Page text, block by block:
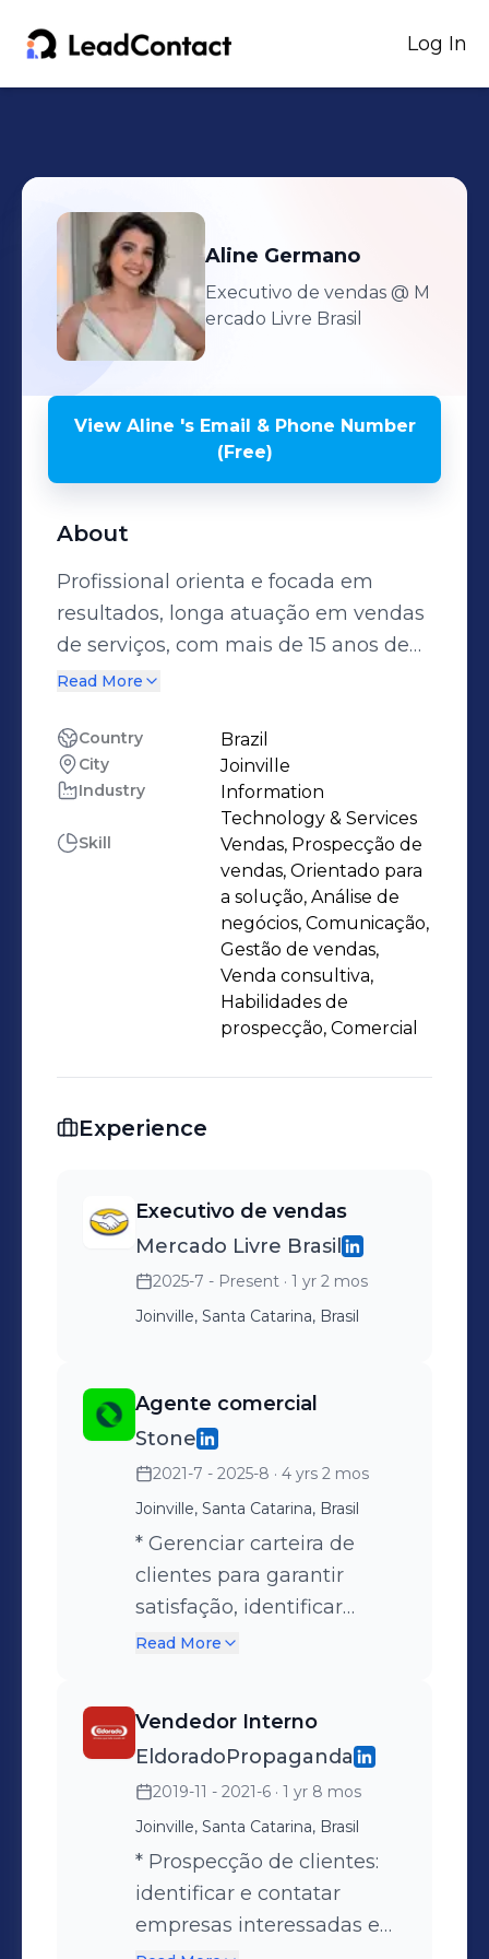
Log In
Aline Germano
Executivo de vendas @ M
ercado Livre Brasil
View Aline 'sEmail & Phone Number
(Free)
About
Profissional orienta e focada em
resultados, longa atuação em vendas
de serviços, com mais de 15 anos de
experiência, incluindo experiência em
adquirência e meios de pagamento.
Especialista na área comercial, com
alta habilidade em liderança,
desenvolvimento de equipes e
estratégias para maximizar
determinada e focada em
crescimento e geração de valor.
Read More
Country Brazil
City Joinville
Industry
Information
Technology & Services
Skill
Vendas, Prospecção de
vendas, Orientado para
a solução, Análise de
negócios, Comunicação,
Gestão de vendas,
Venda consultiva,
Habilidades de
prospecção, Comercial
Experience
Executivo de vendas
Mercado Livre Brasil
2025-7 - Present · 1 yr 2 mos
Joinville, Santa Catarina, Brasil
Agente comercial
Stone
2021-7 - 2025-8 · 4 yrs 2 mos
Joinville, Santa Catarina, Brasil
* Gerenciar carteira de
clientes para garantir
satisfação, identificar
oportunidades de melhoria
consultivas e acordos
comerciais. • Realizar ações
preditivas para prevenir
churn e intervir na reversão
de possíveis
cancelamentos. • Contatar
clientes para mapear
Read More
Vendedor Interno
EldoradoPropaganda
2019-11 - 2021-6 · 1 yr 8 mos
Joinville, Santa Catarina, Brasil
* Prospecção de clientes:
identificar e contatar
empresas interessadas em